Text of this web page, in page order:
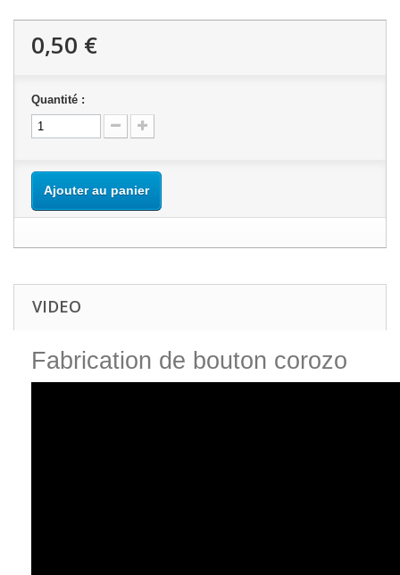
0,50 €
Quantité :
Ajouter au panier
VIDEO
Fabrication de bouton corozo